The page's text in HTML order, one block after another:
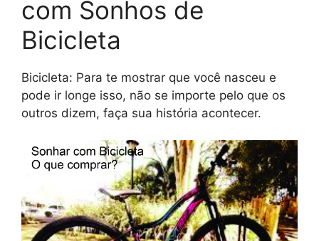
com Sonhos de
Bicicleta
Bicicleta: Para te mostrar que você nasceu e
pode ir longe isso, não se importe pelo que os
outros dizem, faça sua história acontecer.